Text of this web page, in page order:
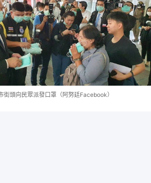
街頭向民眾派發口罩（阿努廷Facebook）